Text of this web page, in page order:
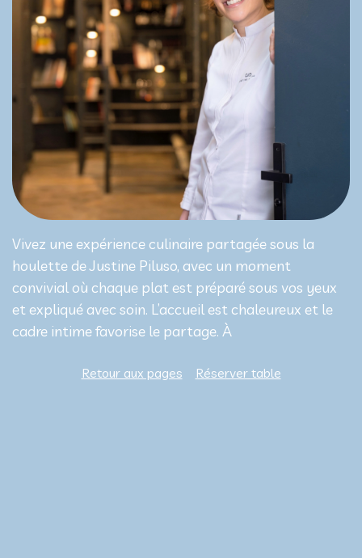
Vivez une expérience culinaire partagée sous la
houlette de Justine Piluso, avec un moment
convivial où chaque plat est préparé sous vos yeux
et expliqué avec soin. L’accueil est chaleureux et le
cadre intime favorise le partage. À
Retour aux pages Réserver table